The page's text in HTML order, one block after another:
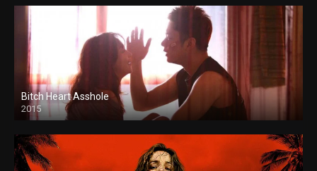
Bitch Heart Asshole
2015